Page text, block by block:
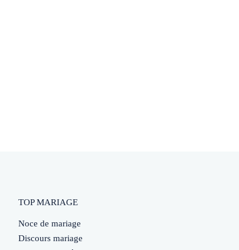
TOP MARIAGE
Noce de mariage
Discours mariage